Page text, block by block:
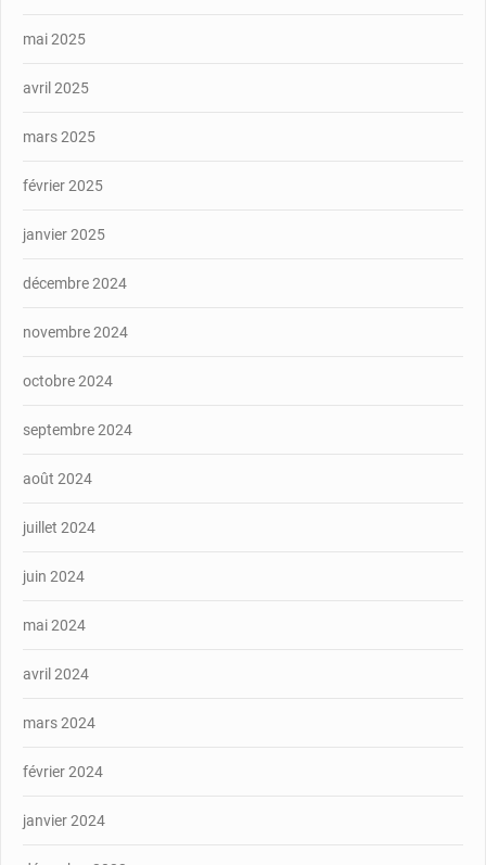
mai 2025
avril 2025
mars 2025
février 2025
janvier 2025
décembre 2024
novembre 2024
octobre 2024
septembre 2024
août 2024
juillet 2024
juin 2024
mai 2024
avril 2024
mars 2024
février 2024
janvier 2024